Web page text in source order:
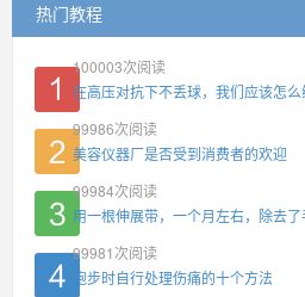
热门教程
100003次阅读
在高压对抗下不丢球，我们应该怎么
99986次阅读
美容仪器厂是否受到消费者的欢迎
99984次阅读
用一根伸展带，一个月左右，除去
99981 次阅读
跑步时自行处理伤痛的十个方法